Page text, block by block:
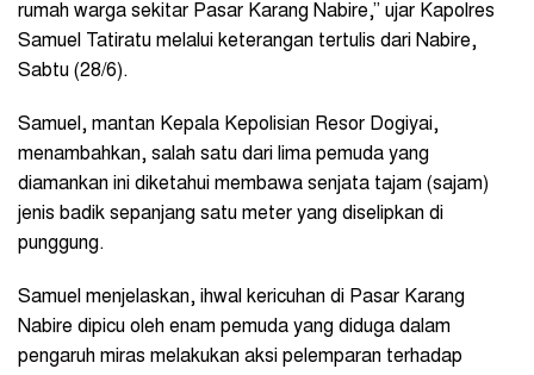
rumah warga sekitar Pasar Karang Nabire,” ujar Kapolres
Samuel Tatiratu melalui keterangan tertulis dari Nabire,
Sabtu (28/6).
Samuel, mantan Kepala Kepolisian Resor Dogiyai,
menambahkan, salah satu dari lima pemuda yang
diamankan ini diketahui membawa senjata tajam (sajam)
jenis badik sepanjang satu meter yang diselipkan di
punggung.
Samuel menjelaskan, ihwal kericuhan di Pasar Karang
Nabire dipicu oleh enam pemuda yang diduga dalam
pengaruh miras melakukan aksi pelemparan terhadap